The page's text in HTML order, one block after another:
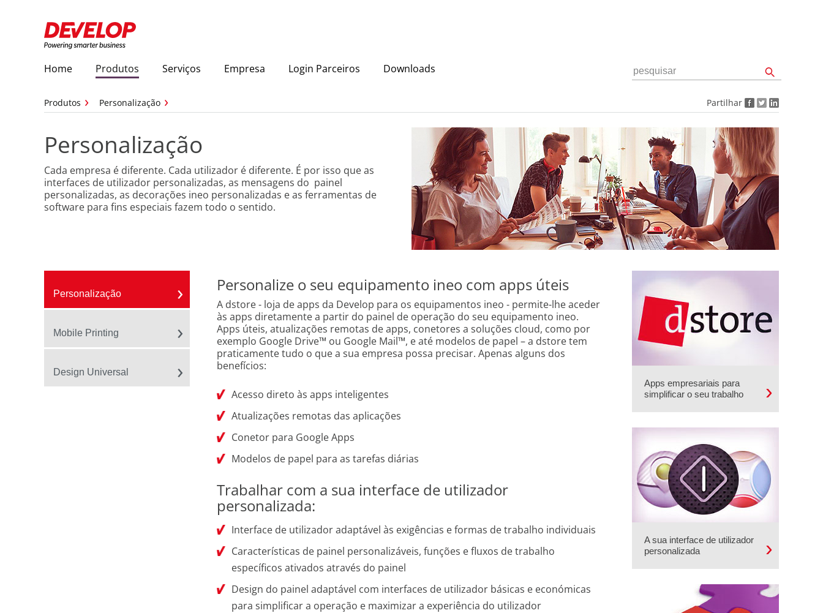
Home Produtos Serviços Empresa Login Parceiros Downloads
Produtos Personalização Partilhar
Personalização
Cada empresa é diferente. Cada utilizador é diferente. É por isso que as
interfaces de utilizador personalizadas, as mensagens do painel
personalizadas, as decorações ineo personalizadas e as ferramentas de
software para fins especiais fazem todo o sentido.
Personalização
Mobile Printing
Design Universal
Personalize o seu equipamento ineo com apps úteis
A dstore - loja de apps da Develop para os equipamentos ineo - permite-lhe aceder
às apps diretamente a partir do painel de operação do seu equipamento ineo.
Apps úteis, atualizações remotas de apps, conetores a soluções cloud, como por
exemplo Google Drive™ ou Google Mail™, e até modelos de papel – a dstore tem
praticamente tudo o que a sua empresa possa precisar. Apenas alguns dos
benefícios:
Acesso direto às apps inteligentes
Atualizações remotas das aplicações
Conetor para Google Apps
Modelos de papel para as tarefas diárias
Trabalhar com a sua interface de utilizador
personalizada:
Interface de utilizador adaptável às exigências e formas de trabalho individuais
Características de painel personalizáveis, funções e fluxos de trabalho
específicos ativados através do painel
Design do painel adaptável com interfaces de utilizador básicas e económicas
para simplificar a operação e maximizar a experiência do utilizador
Apps empresariais para
simplificar o seu trabalho
A sua interface de utilizador
personalizada